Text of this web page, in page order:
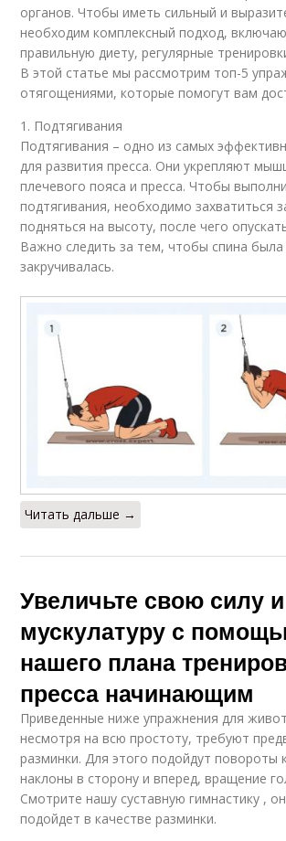
органов. Чтобы иметь сильный и
необходим комплексный подход,
правильную диету, регулярные
В этой статье мы рассмотрим топ-5
отягощениями, которые помогут вам
1. Подтягивания
Подтягивания – одно из самых
для развития пресса. Они укрепляют
плечевого пояса и пресса. Чтобы
подтягивания, необходимо захватиться
подняться на высоту, после чего
Важно следить за тем, чтобы спина
закручивалась.
Читать дальше →
Увеличьте свою силу и
мускулатуру с
нашего плана
пресса начинающим
Приведенные ниже упражнения для
несмотря на всю простоту, требуют
разминки. Для этого подойдут повороты
наклоны в сторону и вперед, вращение
Смотрите нашу суставную гимнастику ,
подойдет в качестве разминки.